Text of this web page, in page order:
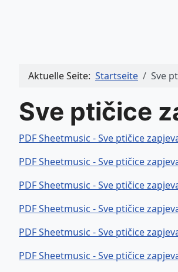
Aktuelle Seite: Startseite Sve
Sve ptičice
PDF Sheetmusic - Sve ptičice
PDF Sheetmusic - Sve ptičice
PDF Sheetmusic - Sve ptičice
PDF Sheetmusic - Sve ptičice
PDF Sheetmusic - Sve ptičice
PDF Sheetmusic - Sve ptičice